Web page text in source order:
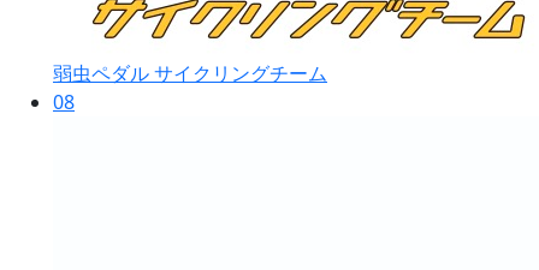
弱虫ペダル サイクリングチーム
08